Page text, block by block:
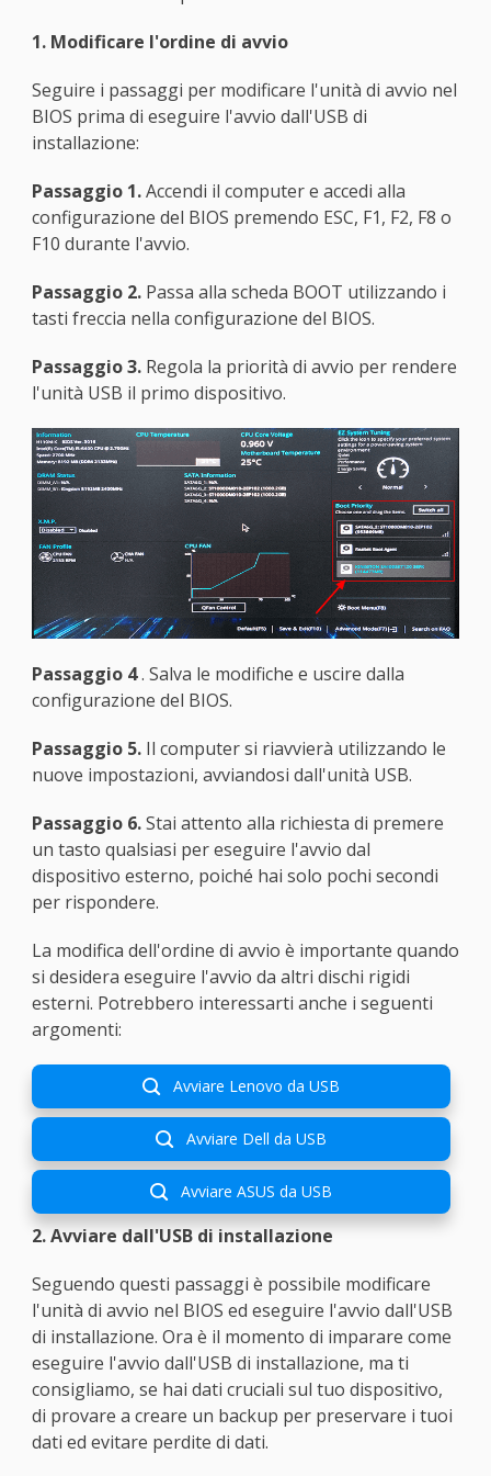
1. Modificare l'ordine di avvio
Seguire i passaggi per modificare l'unità di avvio nel
BIOS prima di eseguire l'avvio dall'USB di
installazione:
Passaggio 1.Accendi il computer e accedi alla
configurazione del BIOS premendo ESC, F1, F2, F8 o
F10 durante l'avvio.
Passaggio 2.Passa alla scheda BOOT utilizzando i
tasti freccia nella configurazione del BIOS.
Passaggio 3.Regola la priorità di avvio per rendere
l'unità USB il primo dispositivo.
Passaggio 4. Salva le modifiche e uscire dalla
configurazione del BIOS.
Passaggio 5.Il computer si riavvierà utilizzando le
nuove impostazioni, avviandosi dall'unità USB.
Passaggio 6.Stai attento alla richiesta di premere
un tasto qualsiasi per eseguire l'avvio dal
dispositivo esterno, poiché hai solo pochi secondi
per rispondere.
La modifica dell'ordine di avvio è importante quando
si desidera eseguire l'avvio da altri dischi rigidi
esterni. Potrebbero interessarti anche i seguenti
argomenti:
 Avviare Lenovo da USB
 Avviare Dell da USB
 Avviare ASUS da USB
2. Avviare dall'USB di installazione
Seguendo questi passaggi è possibile modificare
l'unità di avvio nel BIOS ed eseguire l'avvio dall'USB
di installazione. Ora è il momento di imparare come
eseguire l'avvio dall'USB di installazione, ma ti
consigliamo, se hai dati cruciali sul tuo dispositivo,
di provare a creare un backup per preservare i tuoi
dati ed evitare perdite di dati.